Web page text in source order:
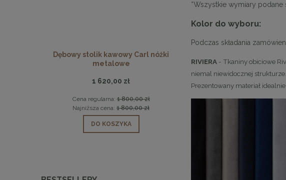
Dębowy stolik kawowy Carl nóżki
metalowe
1 620,00 zł
Cena regularna:1 800,00 zł
Najniższa cena: 1 800,00 zł
DO KOSZYKA
Cena regularna:2 198,99
*Wszystkie wymiary
Kolor do wyboru:
Podczas składania
RIVIERA - Tkaniny obiciowe
niemal niewidocznej
Prezentowany materiał